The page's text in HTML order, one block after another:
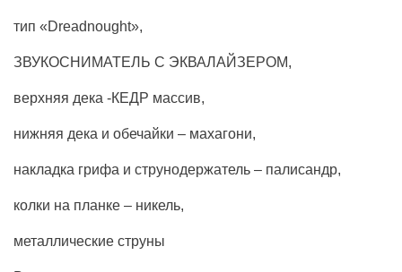
тип «Dreadnought»,
ЗВУКОСНИМАТЕЛЬ С ЭКВАЛАЙЗЕРОМ,
верхняя дека -КЕДР массив,
нижняя дека и обечайки – махагони,
накладка грифа и струнодержатель – палисандр,
колки на планке – никель,
металлические струны